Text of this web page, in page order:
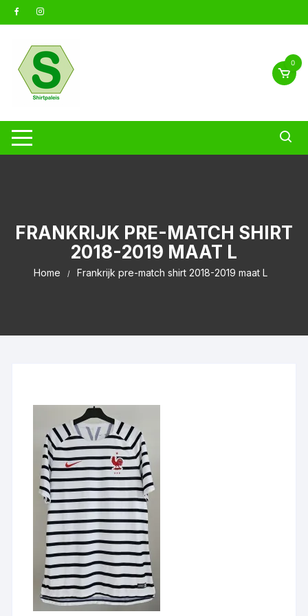
naar
0
FRANKRIJK PRE-MATCH SHIRT
2018-2019 MAAT L
Home Frankrijk pre-match shirt 2018-2019 maat L